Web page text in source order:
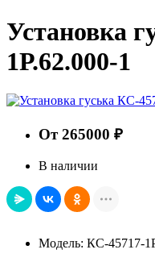
Установка
1Р.62.000-1
От 265000 ₽
В наличии
Модель: КС-45717-